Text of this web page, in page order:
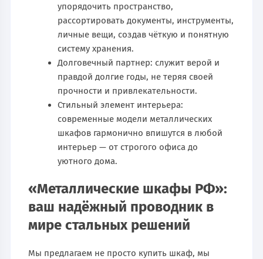
упорядочить пространство,
рассортировать документы, инструменты,
личные вещи, создав чёткую и понятную
систему хранения.
Долговечный партнер: служит верой и
правдой долгие годы, не теряя своей
прочности и привлекательности.
Стильный элемент интерьера:
современные модели металлических
шкафов гармонично впишутся в любой
интерьер — от строгого офиса до
уютного дома.
«Металлические шкафы РФ»:
ваш надёжный проводник в
мире стальных решений
Мы предлагаем не просто купить шкаф, мы